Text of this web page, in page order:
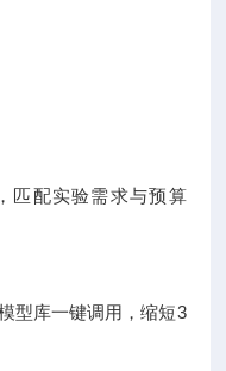
匹配实验需求与预算
型库一键调用，缩短3